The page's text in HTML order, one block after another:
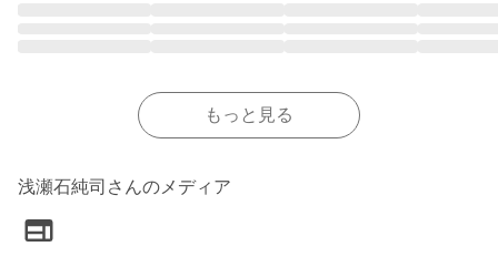
もっと見る
浅瀬石純司さんのメディア